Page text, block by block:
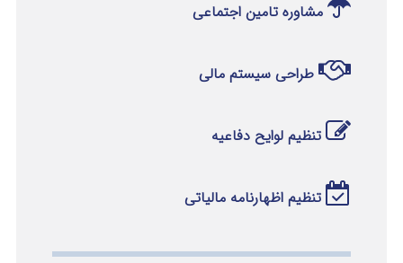
مشاوره تامین اجتماعی
طراحی سیستم مالی
تنظیم لوایح دفاعیه
تنظیم اظهارنامه مالیاتی